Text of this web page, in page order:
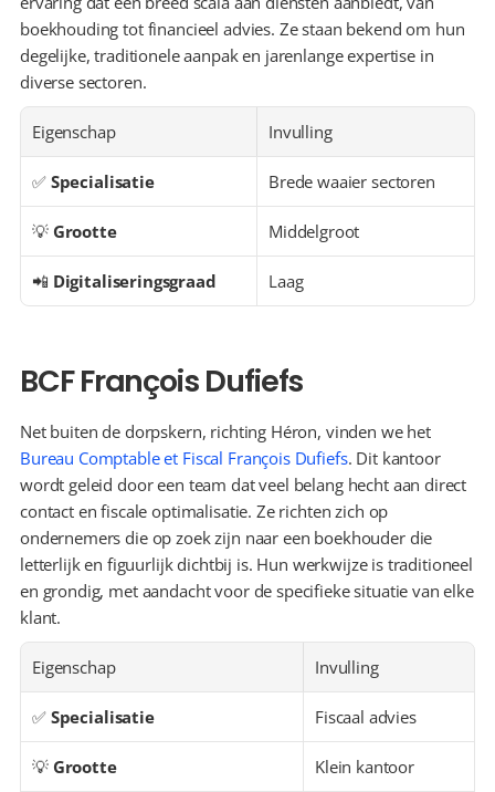
boekhouding tot financieel advies. Ze staan bekend om hun
degelijke, traditionele aanpak en jarenlange expertise in
diverse sectoren.
Eigenschap Invulling
✅ Specialisatie Brede waaier sectoren
💡 Grootte Middelgroot
📲 Digitaliseringsgraad Laag
BCF François Dufiefs
Net buiten de dorpskern, richting Héron, vinden we het
Bureau Comptable et Fiscal François Dufiefs. Dit kantoor
wordt geleid door een team dat veel belang hecht aan direct
contact en fiscale optimalisatie. Ze richten zich op
ondernemers die op zoek zijn naar een boekhouder die
letterlijk en figuurlijk dichtbij is. Hun werkwijze is traditioneel
en grondig, met aandacht voor de specifieke situatie van elke
klant.
Eigenschap Invulling
✅ Specialisatie Fiscaal advies
💡 Grootte Klein kantoor